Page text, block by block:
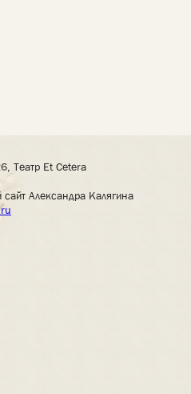
Театр Et Cetera
Александра Калягина